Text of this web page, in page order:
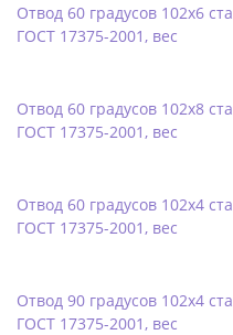
Отвод 60 градусов 102х6
ГОСТ 17375-2001, вес
Отвод 60 градусов 102х8
ГОСТ 17375-2001, вес
Отвод 60 градусов 102х4
ГОСТ 17375-2001, вес
Отвод 90 градусов 102х4
ГОСТ 17375-2001, вес